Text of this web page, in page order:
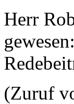
Herr
(Zuruf